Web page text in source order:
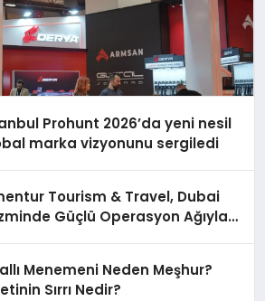
Prohunt 2026’da yeni nesil
marka vizyonunu sergiledi
Tourism & Travel, Dubai
Güçlü Operasyon Ağıyla
Menemeni Neden Meşhur?
Sırrı Nedir?